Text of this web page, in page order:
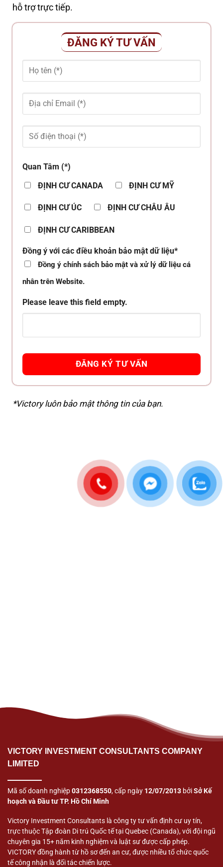
hỗ trợ trực tiếp.
ĐĂNG KÝ TƯ VẤN
Quan Tâm (*)
ĐỊNH CƯ CANADA
ĐỊNH CƯ MỸ
ĐỊNH CƯ ÚC ĐỊNH CƯ CHÂU ÂU
ĐỊNH CƯ CARIBBEAN
Đồng ý với các điều khoản bảo mật dữ liệu*
Đồng ý chính sách bảo mật và xử lý dữ liệu cá
nhân trên Website.
Please leave this field empty.
*Victory luôn bảo mật thông tin của bạn.
VICTORY INVESTMENT CONSULTANTS COMPANY
LIMITED
Mã số doanh nghiệp0312368550, cấp ngày 12/07/2013 bởiSở Kế
hoạch và Đầu tư TP. Hồ Chí Minh
Victory Investment Consultants là công ty tư vấn định cư uy tín,
trực thuộc Tập đoàn Di trú Quốc tế tại Quebec (Canada), với đội ngũ
chuyên gia 15+ năm kinh nghiệm và luật sư được cấp phép.
VICTORY đồng hành từ hồ sơ đến an cư, được nhiều tổ chức quốc
tế công nhận là đối tác chiến lược.